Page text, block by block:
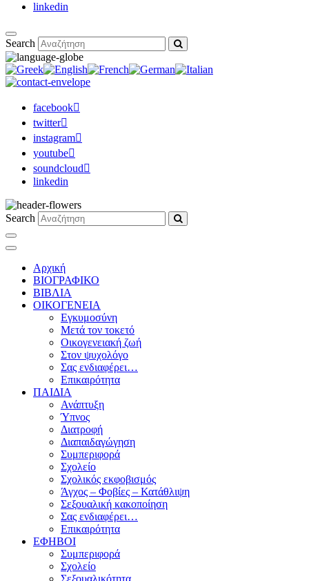
linkedin
Search
facebook
twitter
instagram
youtube
soundcloud
linkedin
Search
Αρχική
ΒΙΟΓΡΑΦΙΚΟ
ΒΙΒΛΙΑ
ΟΙΚΟΓΕΝΕΙΑ
Εγκυμοσύνη
Μετά τον τοκετό
Οικογενειακή ζωή
Στον ψυχολόγο
Σας ενδιαφέρει…
Επικαιρότητα
ΠΑΙΔΙΑ
Ανάπτυξη
Ύπνος
Διατροφή
Διαπαιδαγώγηση
Συμπεριφορά
Σχολείο
Σχολικός εκφοβισμός
Άγχος – Φοβίες – Κατάθλιψη
Σεξουαλική κακοποίηση
Σας ενδιαφέρει…
Επικαιρότητα
ΕΦΗΒΟΙ
Συμπεριφορά
Σχολείο
Σεξουαλικότητα